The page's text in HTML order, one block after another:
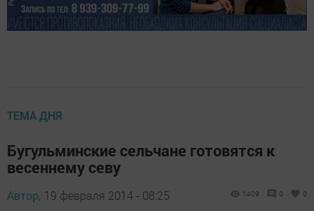
ТЕМА ДНЯ
Бугульминские сельчане готовятся к
весеннему севу
Автор, 19 февраля 2014 - 08:25 1409 0 0